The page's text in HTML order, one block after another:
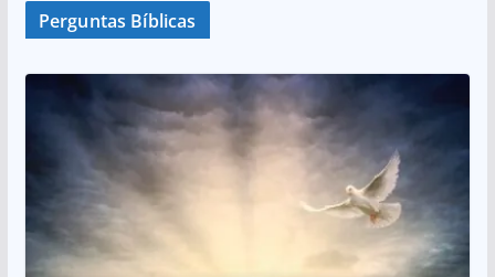
Perguntas Bíblicas